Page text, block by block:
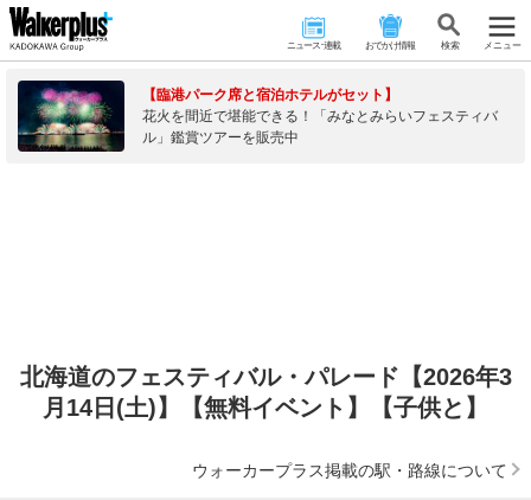
ニュース･連載 おでかけ情報 検 索 メニュー
【臨港パーク席と宿泊ホテルがセット】
花火を間近で堪能できる！「みなとみらいフェスティバ
ル」鑑賞ツアーを販売中
北海道のフェスティバル・パレード【2026年3
月14日(土)】【無料イベント】【子供と】
ウォーカープラス掲載の駅・路線について